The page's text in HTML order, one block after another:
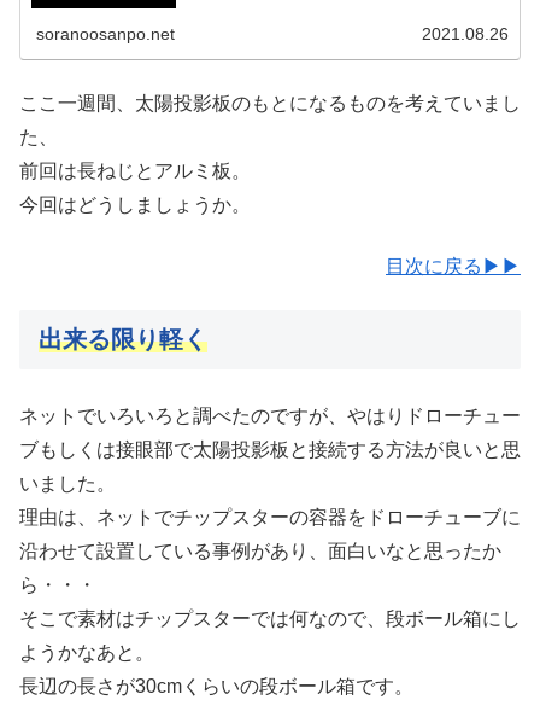
soranoosanpo.net 2021.08.26
ここ一週間、太陽投影板のもとになるものを考えていまし
た、
前回は長ねじとアルミ板。
今回はどうしましょうか。
目次に戻る▶▶
出来る限り軽く
ネットでいろいろと調べたのですが、やはりドローチュー
ブもしくは接眼部で太陽投影板と接続する方法が良いと思
いました。
理由は、ネットでチップスターの容器をドローチューブに
沿わせて設置している事例があり、面白いなと思ったか
ら・・・
そこで素材はチップスターでは何なので、段ボール箱にし
ようかなあと。
長辺の長さが30cmくらいの段ボール箱です。